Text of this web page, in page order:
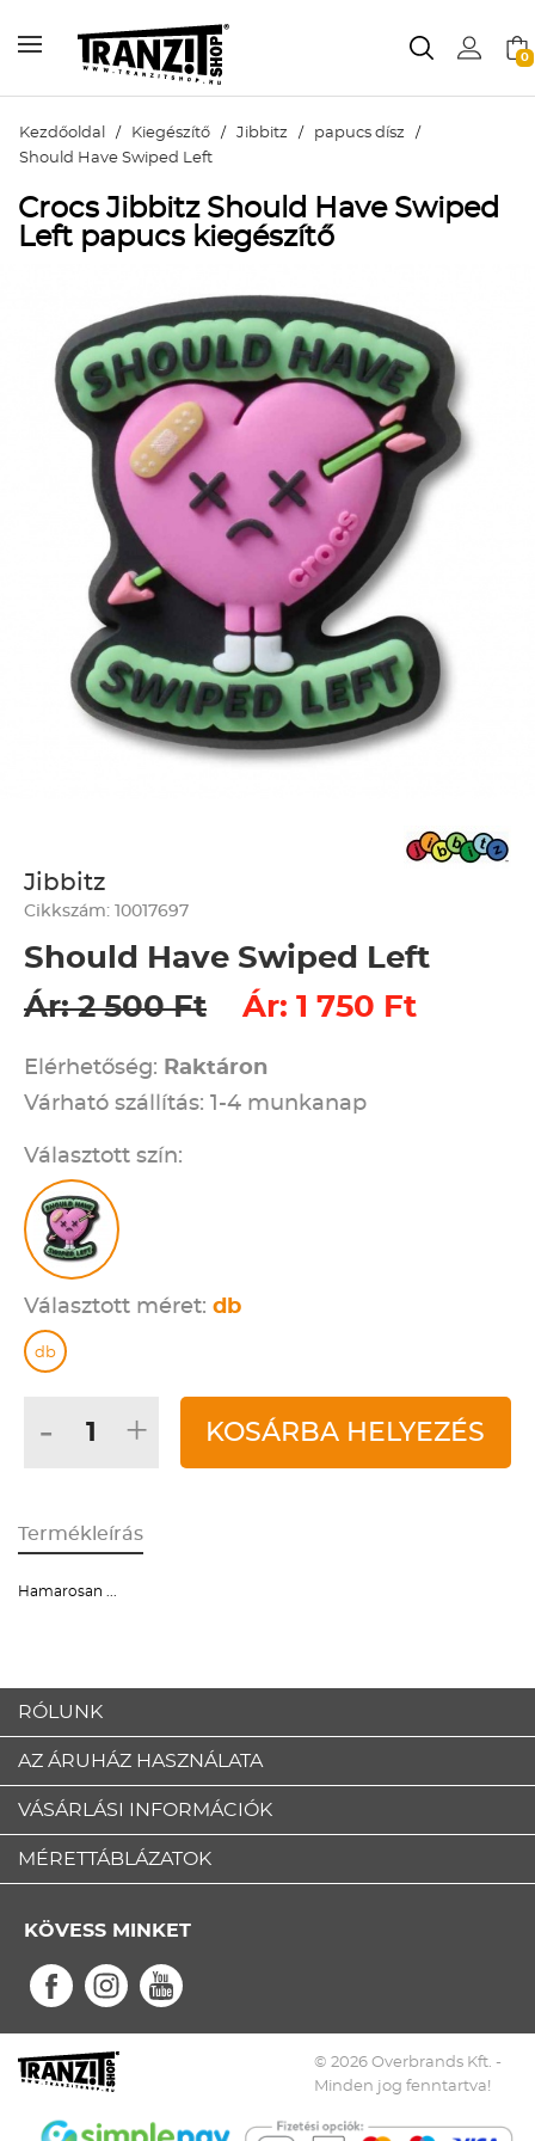
0
Kezdőoldal / Kiegészítő / Jibbitz / papucs dísz /
Should Have Swiped Left
Crocs Jibbitz Should Have Swiped
Left papucs kiegészítő
Jibbitz
Cikkszám: 10017697
Should Have Swiped Left
Ár: 2 500 Ft
Ár: 1 750 Ft
Elérhetőség: Raktáron
Várható szállítás: 1-4 munkanap
Választott szín:
Választott méret: db
db
- + KOSÁRBA HELYEZÉS
Termékleírás
Hamarosan ...
RÓLUNK
AZ ÁRUHÁZ HASZNÁLATA
VÁSÁRLÁSI INFORMÁCIÓK
MÉRETTÁBLÁZATOK
KÖVESS MINKET
© 2026 Overbrands Kft. -
Minden jog fenntartva!